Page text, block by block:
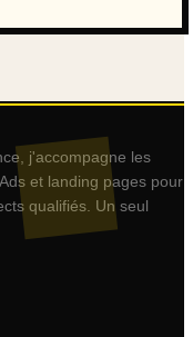
j'accompagne les
et landing pages pour
qualifiés. Un seul